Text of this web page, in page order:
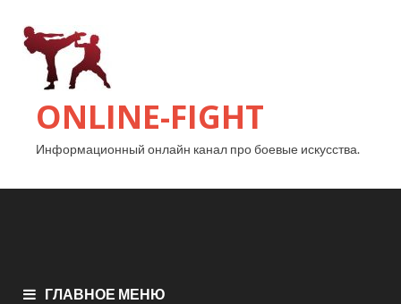
ONLINE-FIGHT
Информационный онлайн канал про боевые искусства.
ГЛАВНОЕ МЕНЮ